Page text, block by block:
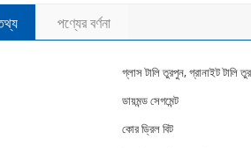
পণ্যের বর্ণনা
গ্লাস টালি তুরপুন, গ্রানাইট টালি
ডায়মন্ড সেগমেন্ট
কোর ড্রিল বিট